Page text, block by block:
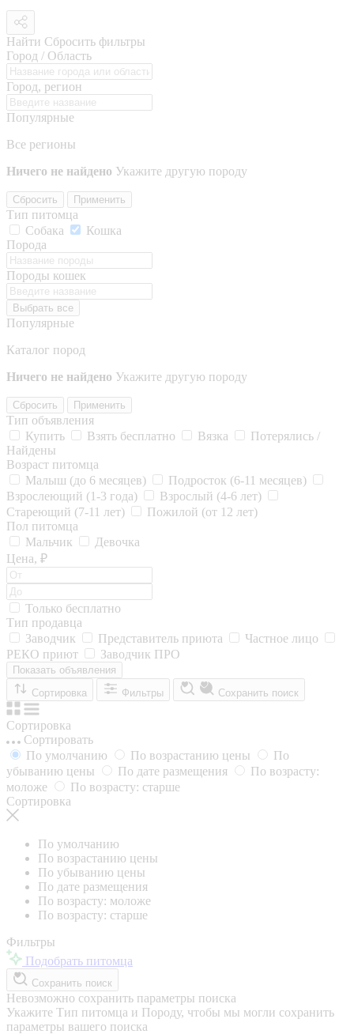
Найти Сбросить фильтры
Город / Область
Город, регион
Популярные
Все регионы
Ничего не найдено Укажите другую породу
Сбросить Применить
Тип питомца
Собака
Кошка
Порода
Породы кошек
Выбрать все
Популярные
Каталог пород
Ничего не найдено Укажите другую породу
Сбросить Применить
Тип объявления
Купить
Взять бесплатно Вязка
Потерялись /
Найдены
Возраст питомца
Малыш (до 6 месяцев)
Подросток (6-11 месяцев)
Взрослеющий (1-3 года)
Взрослый (4-6 лет)
Стареющий (7-11 лет)
Пожилой (от 12 лет)
Пол питомца
Мальчик
Девочка
Цена, ₽
Только бесплатно
Тип продавца
Заводчик
Представитель приюта
Частное лицо
РЕКО приют
Заводчик ПРО
Показать объявления
Сортировка
Фильтры Сохранить поиск
Сортировка
Сортировать
По умолчанию
По возрастанию цены
По
убыванию цены
По дате размещения
По возрасту:
моложе
По возрасту: старше
Сортировка
По умолчанию
По возрастанию цены
По убыванию цены
По дате размещения
По возрасту: моложе
По возрасту: старше
Фильтры
Подобрать питомца
Сохранить поиск
Невозможно сохранить параметры поиска
Укажите Тип питомца и Породу, чтобы мы могли сохранить
параметры вашего поиска